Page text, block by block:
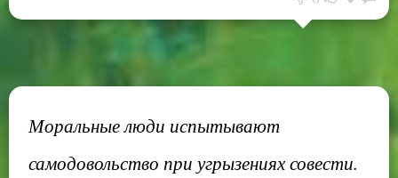
Моральные люди испытывают
самодовольство при угрызениях совести.